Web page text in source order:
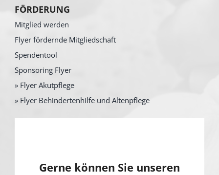
FÖRDERUNG
Mitglied werden
Flyer fördernde Mitgliedschaft
Spendentool
Sponsoring Flyer
» Flyer Akutpflege
» Flyer Behindertenhilfe und Altenpflege
Gerne können Sie unseren